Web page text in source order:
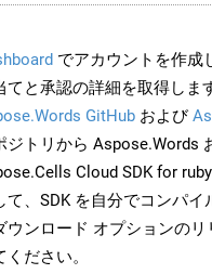
でアカウントを作成
てと承認の詳細を取得しま
GitHub および
ジトリから Aspose.Words
Cloud SDK for
て、SDK を自分でコンパイ
ウンロード オプションのリ
ください。